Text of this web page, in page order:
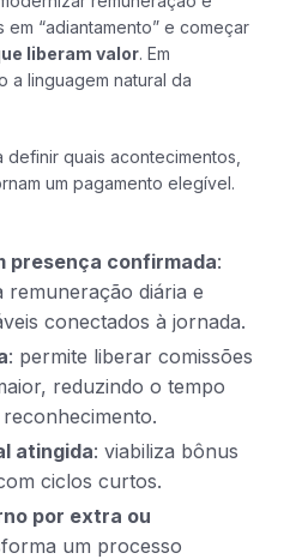
“adiantamento” e começar
liberam valor. Em
a linguagem natural da
quais acontecimentos,
um pagamento elegível.
presença confirmada:
remuneração diária e
conectados à jornada.
: permite liberar comissões
reduzindo o tempo
atingida: viabiliza bônus
ciclos curtos.
por extra ou
um processo